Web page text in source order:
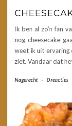
Ik ben al zo’n fan
nog cheesecake
weet ik uit ervaring
ziet. Vandaar dat
Nagerecht - 0 reacties